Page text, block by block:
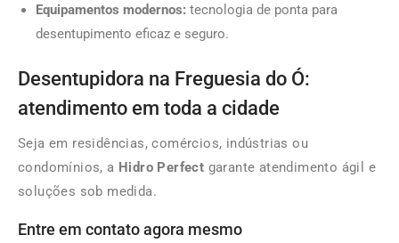
Equipamentos modernos: tecnologia de ponta para
desentupimento eficaz e seguro.
Desentupidora na Freguesia do Ó:
atendimento em toda a cidade
Seja em residências, comércios, indústrias ou
condomínios, a Hidro Perfect garante atendimento ágil e
soluções sob medida.
Entre em contato agora mesmo